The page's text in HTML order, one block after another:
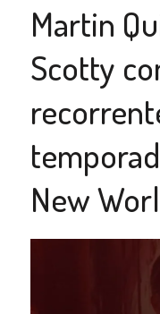
Martin
Scotty
New